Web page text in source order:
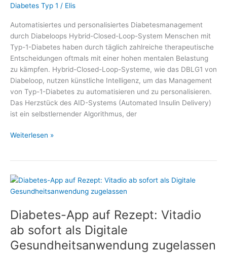
Diabetes Typ 1 / Elis
Automatisiertes und personalisiertes Diabetesmanagement
durch Diabeloops Hybrid-Closed-Loop-System Menschen mit
Typ-1-Diabetes haben durch täglich zahlreiche therapeutische
Entscheidungen oftmals mit einer hohen mentalen Belastung
zu kämpfen. Hybrid-Closed-Loop-Systeme, wie das DBLG1 von
Diabeloop, nutzen künstliche Intelligenz, um das Management
von Typ-1-Diabetes zu automatisieren und zu personalisieren.
Das Herzstück des AID-Systems (Automated Insulin Delivery)
ist ein selbstlernender Algorithmus, der
Automatisiertes
durch
Diabeloops
Closed-
Loop-
System
Weiterlesen »
Diabetes-App auf Rezept: Vitadio
ab sofort als Digitale
Gesundheitsanwendung zugelassen